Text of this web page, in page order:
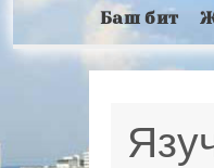
Баш бит